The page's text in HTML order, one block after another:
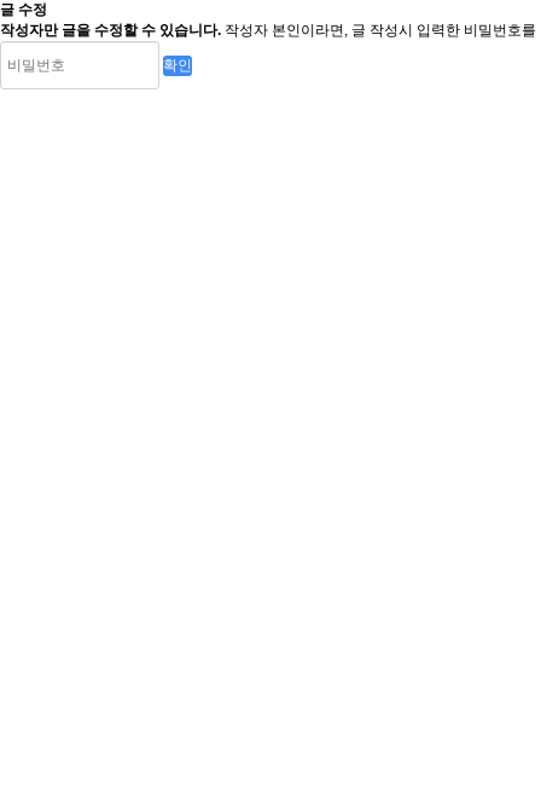
글 수정
작성자만 글을 수정할 수 있습니다. 작성자 본인이라면, 글 작성시 입력한 비밀번호